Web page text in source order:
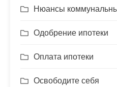
Нюансы
Одобрение ипотеки
Оплата ипотеки
Освободите себя